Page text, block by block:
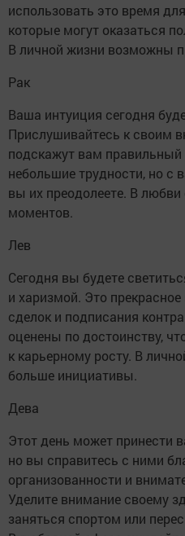
использовать это время
которые могут оказаться
В личной жизни возможны
Рак
Ваша интуиция сегодня
Прислушивайтесь к своим
подскажут вам
небольшие трудности, но
вы их преодолеете. В
моментов.
Лев
Сегодня вы будете
и харизмой. Это
сделок и подписания
оценены по достоинству,
к карьерному росту. В
больше инициативы.
Дева
Этот день может принести
но вы справитесь с ними
организованности и
Уделите внимание своему
заняться спортом или